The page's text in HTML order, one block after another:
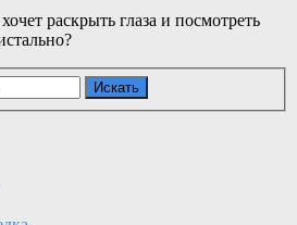
раскрыть глаза и посмотреть